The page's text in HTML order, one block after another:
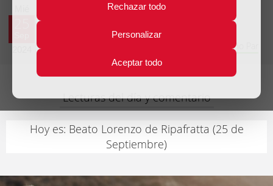
Rechazar todo
Personalizar
Aceptar todo
Evangelio del día
Vigésimo quinta Semana del Tiempo Ordinario - Año Par
Lecturas del día y comentario
Hoy es: Beato Lorenzo de Ripafratta (25 de
Septiembre)